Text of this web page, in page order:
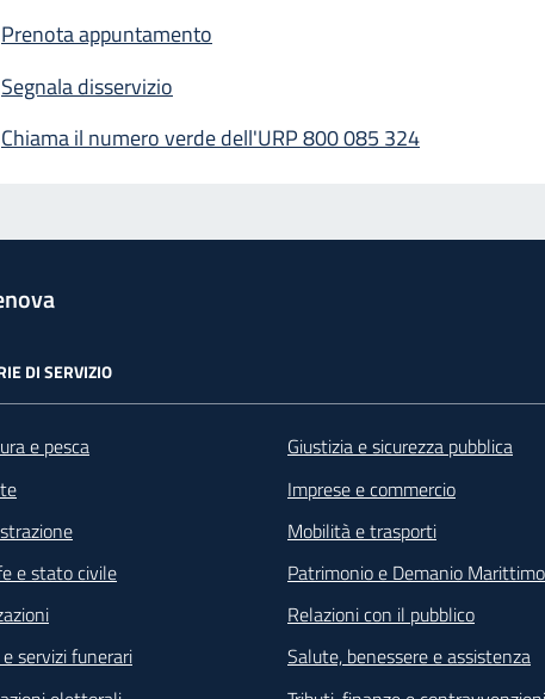
Prenota appuntamento
Segnala disservizio
Chiama il numero verde dell'URP 800 085 324
DI SERVIZIO
e pesca
e stato civile
servizi funerari
Giustizia e sicurezza pubblica
Imprese e commercio
Mobilità e trasporti
Patrimonio e Demanio Marittimo
Relazioni con il pubblico
Salute, benessere e assistenza